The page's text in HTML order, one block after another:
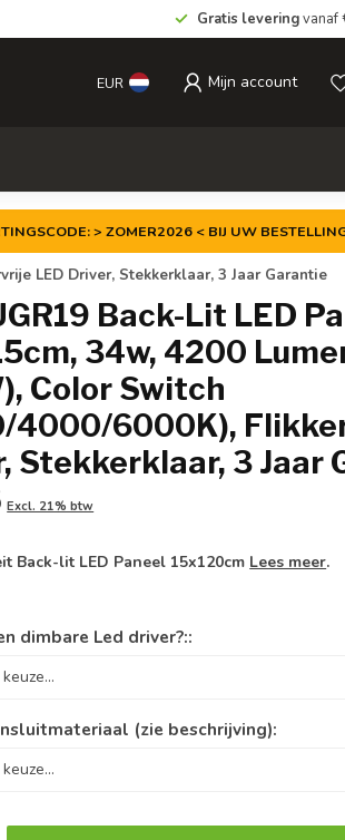
Gratis leveringvanaf
EUR Mijn account
> ZOMER2026 < BIJ UW
LED Driver, Stekkerklaar, 3 Jaar Garantie
Back-Lit LED
34w, 4200
Color Switch
4000/6000K),
Stekkerklaar, 3 Jaar
Excl. 21% btw
Back-lit LED Paneel 15x120cm Lees meer.
dimbare Led driver?::
(zie beschrijving):